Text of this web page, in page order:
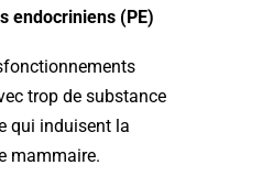
endocriniens (PE)
trop de substance
qui induisent la
mammaire.